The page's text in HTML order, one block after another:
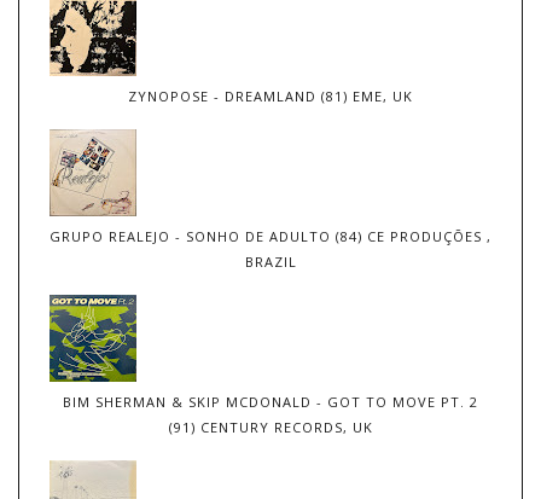
ZYNOPOSE - DREAMLAND (81) EME, UK
GRUPO REALEJO - SONHO DE ADULTO (84) CE PRODUÇÕES ,
BRAZIL
BIM SHERMAN & SKIP MCDONALD - GOT TO MOVE PT. 2
(91) CENTURY RECORDS, UK